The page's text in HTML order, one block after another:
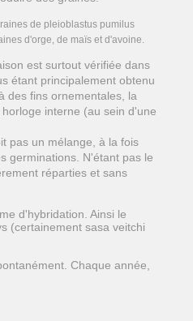
de pleioblastus pumilus
d'orge, de maïs et d'avoine.
est surtout vérifiée dans
étant principalement obtenu
des fins ornementales, la
interne (au sein d'une
pas un mélange, à la fois
germinations. N'étant pas le
réparties et sans
d'hybridation. Ainsi le
(certainement sasa veitchi
Chaque année,